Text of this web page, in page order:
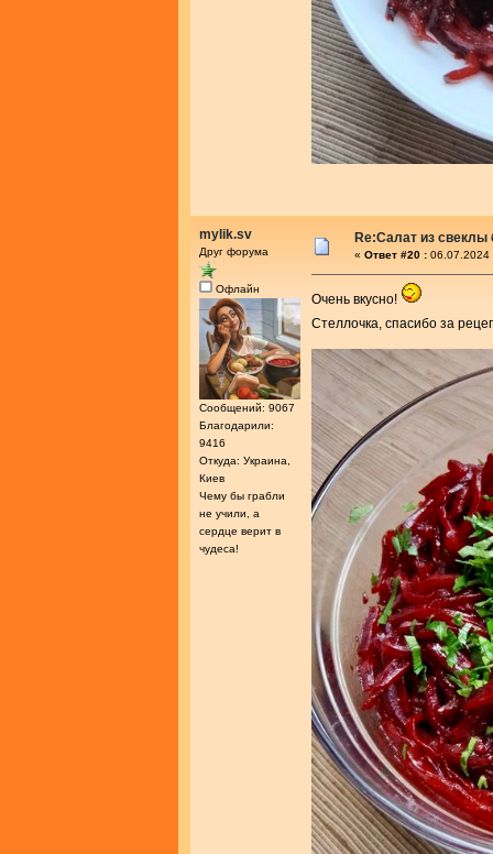
mylik.sv
Друг форума
Офлайн
Сообщений: 9067
Благодарили:
9416
Откуда: Украина,
Киев
Чему бы грабли
не учили, а
сердце верит в
чудеса!
Re:Салат из свеклы
« Ответ #20 : 06.07.2024
Очень вкусно!
Стеллочка, спасибо за